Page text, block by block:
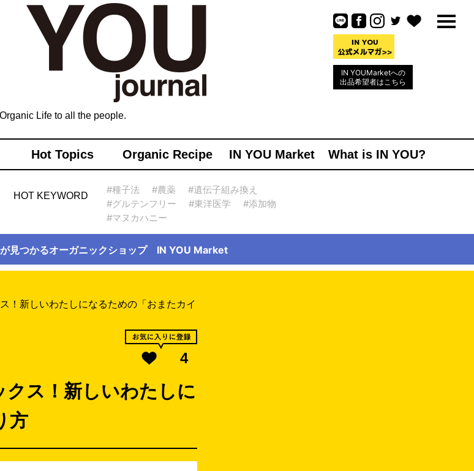
IN YOUMarketへの
出品希望者はこちら
Organic Life to all the people.
Hot Topics Organic Recipe IN YOU Market What is IN YOU?
HOT KEYWORD
#種子法 #農薬
#遺伝子組み換え
#グルテンフリー
#東洋医学
#添加物
#マヌカハニー
見つかるオーガニックショップ IN YOU Market
！新しいわたしになるための「おまたカイ
4
ス！新しいわたしに
方